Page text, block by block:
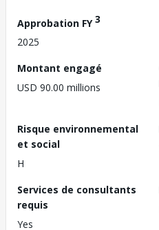
Approbation FY3
2025
Montant engagé
USD 90.00 millions
Risque environnemental
et social
H
Services de consultants
requis
Yes